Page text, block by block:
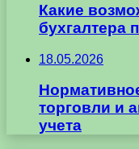
Какие
бухгалтера
18.05.2026
торговли и
учета